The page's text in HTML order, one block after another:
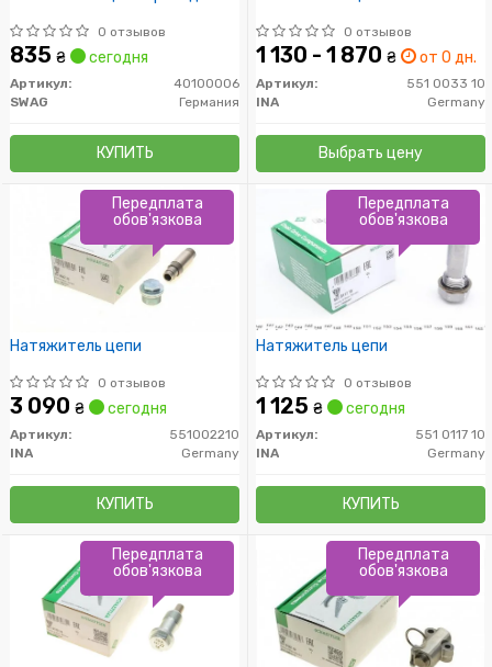
0 отзывов
835 ₴ сегодня
Артикул:
40100006
SWAG
Германия
КУПИТЬ
0 отзывов
1 130 - 1 870 ₴ от 0 дн.
Артикул:
551 0033 10
INA
Germany
Выбрать цену
Натяжитель цепи
0 отзывов
3 090 ₴ сегодня
Артикул:
551002210
INA
Germany
КУПИТЬ
Передплата
обов'язкова
Натяжитель цепи
0 отзывов
1 125 ₴ сегодня
Артикул:
551 0117 10
INA
Germany
КУПИТЬ
Передплата
обов'язкова
Передплата
обов'язкова
Передплата
обов'язкова